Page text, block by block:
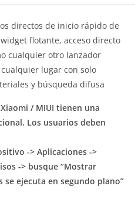
directos de inicio rápido de
flotante, acceso directo
cualquier otro lanzador
lugar con solo
y búsqueda difusa
/ MIUI tienen una
Los usuarios deben
-> Aplicaciones ->
-> busque “Mostrar
ejecuta en segundo plano”